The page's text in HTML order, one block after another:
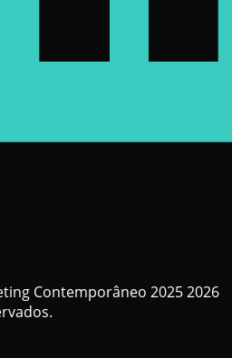
Contemporâneo 2025 2026